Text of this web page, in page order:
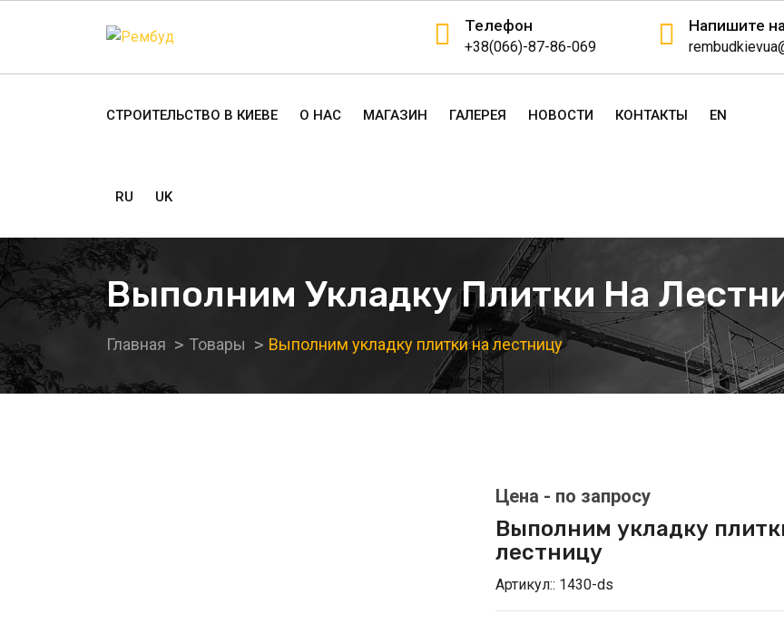
Телефон
+38(066)-87-86-069
Напишите
СТРОИТЕЛЬСТВО В КИЕВЕ О НАС МАГАЗИН ГАЛЕРЕЯ НОВОСТИ КОНТАКТЫ EN
RU UK
Выполним Укладку Плитки На
Главная Товары Выполним укладку плитки на лестницу
Выполним укладку
лестницу
Артикул:: 1430-ds